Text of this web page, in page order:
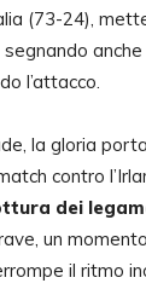
(73-24),
l’attacco.
la gloria
contro
dei
un
il ritmo